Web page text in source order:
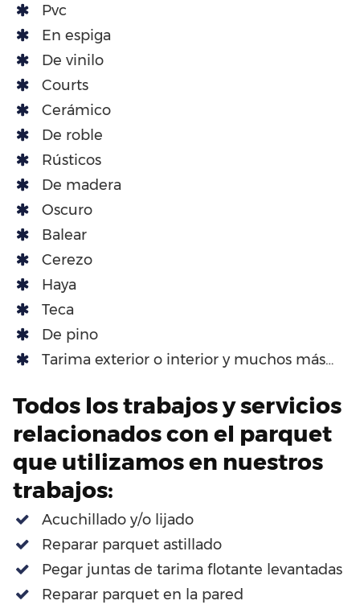
Pvc
En espiga
De vinilo
Courts
Cerámico
De roble
Rústicos
De madera
Oscuro
Balear
Cerezo
Haya
Teca
De pino
Tarima exterior o interior y muchos más…
Todos los trabajos y servicios
relacionados con el parquet
que utilizamos en nuestros
trabajos:
Acuchillado y/o lijado
Reparar parquet astillado
Pegar juntas de tarima flotante levantadas
Reparar parquet en la pared